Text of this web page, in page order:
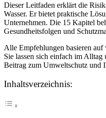
Dieser Leitfaden erklärt die
Wasser. Er bietet praktische
Unternehmen. Die 15 Kapitel
Gesundheitsfolgen und
Alle Empfehlungen basieren auf
Sie lassen sich einfach im Alltag
Beitrag zum Umweltschutz und
Inhaltsverzeichnis: